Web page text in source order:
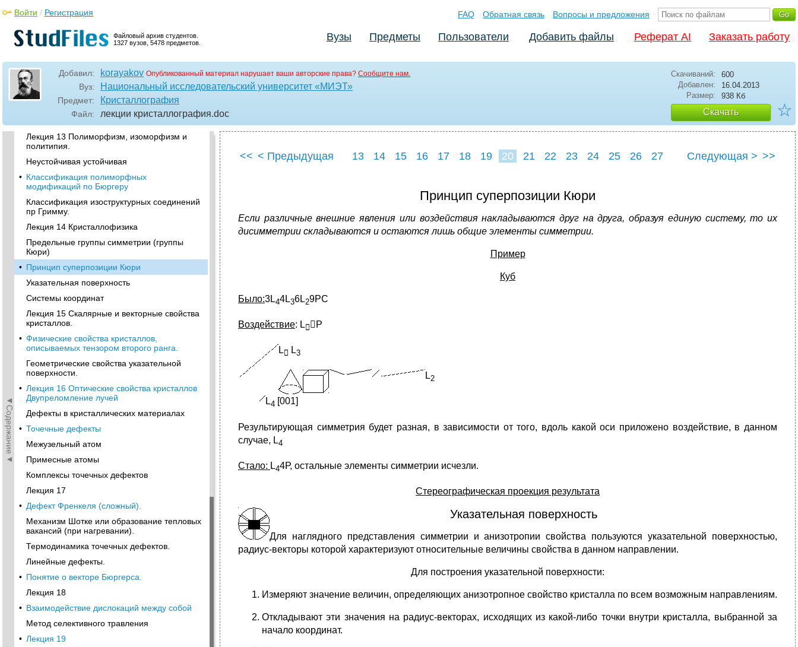
Файловый архив студентов.
1327 вузов, 5478 предметов.
Войти / Регистрация FAQ Обратная связь Вопросы и предложения
Вузы Предметы Пользователи Добавить файлы Реферат AI Заказать работу
Добавил: korayakov Опубликованный материал нарушает ваши авторские права? Сообщите нам.
Вуз: Национальный исследовательский университет «МИЭТ»
Предмет: Кристаллография
Файл: лекции кристаллография.doc
Скачиваний:
600
Добавлен:
16.04.2013
Размер:
938 Кб
Скачать ☆
◄Содержание◄
характеристики
Лекция 11
Структурный тип поваренной соли (NaCl).
Структурный тип халькопирита (CuFeS2)
Лекция 12 Структурный тип перовскита
Кристаллическая структура SiO2.
Кристаллическая структура Al2o3.
Лекция 13 Полиморфизм, изоморфизм и
политипия.
Неустойчивая устойчивая
• Классификация полиморфных
модификаций по Бюргеру
Классификация изоструктурных соединений
пр Гримму.
Лекция 14 Кристаллофизика
Предельные группы симметрии (группы
Кюри)
• Принцип суперпозиции Кюри
Указательная поверхность
Системы координат
Лекция 15 Скалярные и векторные свойства
кристаллов.
• Физические свойства кристаллов,
описываемых тензором второго ранга.
Геометрические свойства указательной
поверхности.
• Лекция 16 Оптические свойства кристаллов
Двупреломление лучей
Дефекты в кристаллических материалах
• Точечные дефекты
Межузельный атом
Примесные атомы
Комплексы точечных дефектов
Лекция 17
• Дефект Френкеля (сложный).
Механизм Шотке или образование тепловых
вакансий (при нагревании).
Термодинамика точечных дефектов.
Линейные дефекты.
• Понятие о векторе Бюргерса.
Лекция 18
• Взаимодействие дислокаций между собой
Метод селективного травления
• Лекция 19
<< < Предыдущая 13 14 15 16 17 18 19 20 21 22 23 24 25 26
27
Следующая > >>
Принцип суперпозиции Кюри
Если различные внешние явления или воздействия накладываются друг на друга, образуя единую систему, то их
дисимметрии складываются и остаются лишь общие элементы симметрии.
Пример
Куб
Было:3L44L36L29PC
Воздействие: L  Р
L  L3
L2
L4 [001]
Результирующая симметрия будет разная, в зависимости от того, вдоль какой оси приложено воздействие, в данном
случае, L4
Стало: L44Р, остальные элементы симметрии исчезли.
Стереографическая проекция результата
Указательная поверхность
Для наглядного представления симметрии и анизотропии свойства пользуются указательной поверхностью,
радиус-векторы которой характеризуют относительные величины свойства в данном направлении.
Для построения указательной поверхности:
Измеряют значение величин, определяющих анизотропное свойство кристалла по всем возможным направлениям.
Откладывают эти значения на радиус-векторах, исходящих из какой-либо точки внутри кристалла, выбранной за
начало координат.